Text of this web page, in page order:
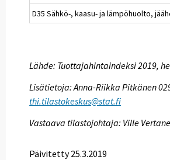
D35 Sähkö-, kaasu- ja lämpöhuolto,
Lähde: Tuottajahintaindeksi 2019,
Lisätietoja: Anna-Riikka Pitkänen
thi.tilastokeskus@stat.fi
Vastaava tilastojohtaja: Ville
Päivitetty 25.3.2019